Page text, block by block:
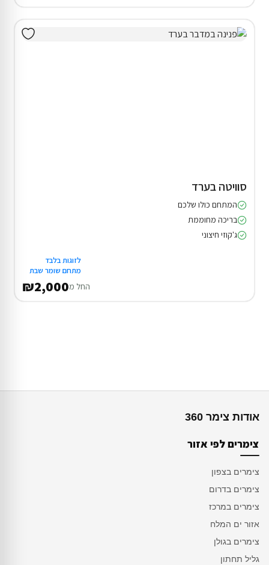
סוויטה בערד
המתחם כולו שלכם
בריכה מחוממת
ג'קוזי חיצוני
לזוגות בלבד
מתחם שומר שבת
החל מ₪2,000
אודות צימר 360
צימרים לפי אזור
צימרים בצפון
צימרים בדרום
צימרים במרכז
אזור ים המלח
צימרים בגולן
גליל תחתון